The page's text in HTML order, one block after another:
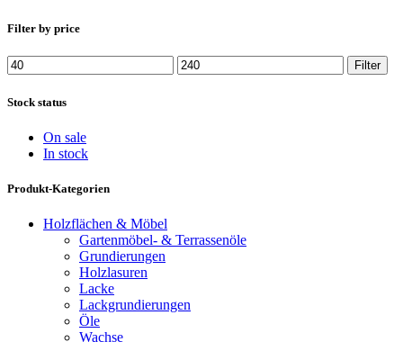
Filter by price
Min.
Preis
Max.
Preis
Filter
Stock status
On sale
In stock
Produkt-Kategorien
Holzflächen & Möbel
Gartenmöbel- & Terrassenöle
Grundierungen
Holzlasuren
Lacke
Lackgrundierungen
Öle
Wachse